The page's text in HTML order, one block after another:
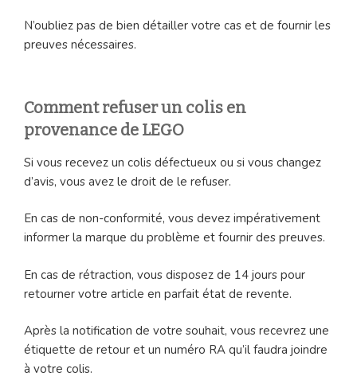
N’oubliez pas de bien détailler votre cas et de fournir les
preuves nécessaires.
Comment refuser un colis en
provenance de LEGO
Si vous recevez un colis défectueux ou si vous changez
d’avis, vous avez le droit de le refuser.
En cas de non-conformité, vous devez impérativement
informer la marque du problème et fournir des preuves.
En cas de rétraction, vous disposez de 14 jours pour
retourner votre article en parfait état de revente.
Après la notification de votre souhait, vous recevrez une
étiquette de retour et un numéro RA qu’il faudra joindre
à votre colis.